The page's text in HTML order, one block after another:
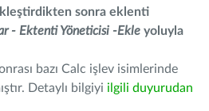
sonra eklenti
- Ektenti Yöneticisi -Ekle yoluyla
bazı Calc işlev isimlerinde
Detaylı bilgiyi ilgili duyurudan